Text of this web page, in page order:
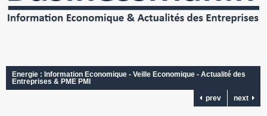
Energie : Information Economique - Veille Economique - Actualité des
Entreprises & PME PMI
prev
next